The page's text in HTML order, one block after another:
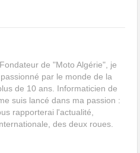
de "Moto Algérie", je
par le monde de la
de 10 ans. Informaticien de
suis lancé dans ma passion :
rapporterai l'actualité,
des deux roues.